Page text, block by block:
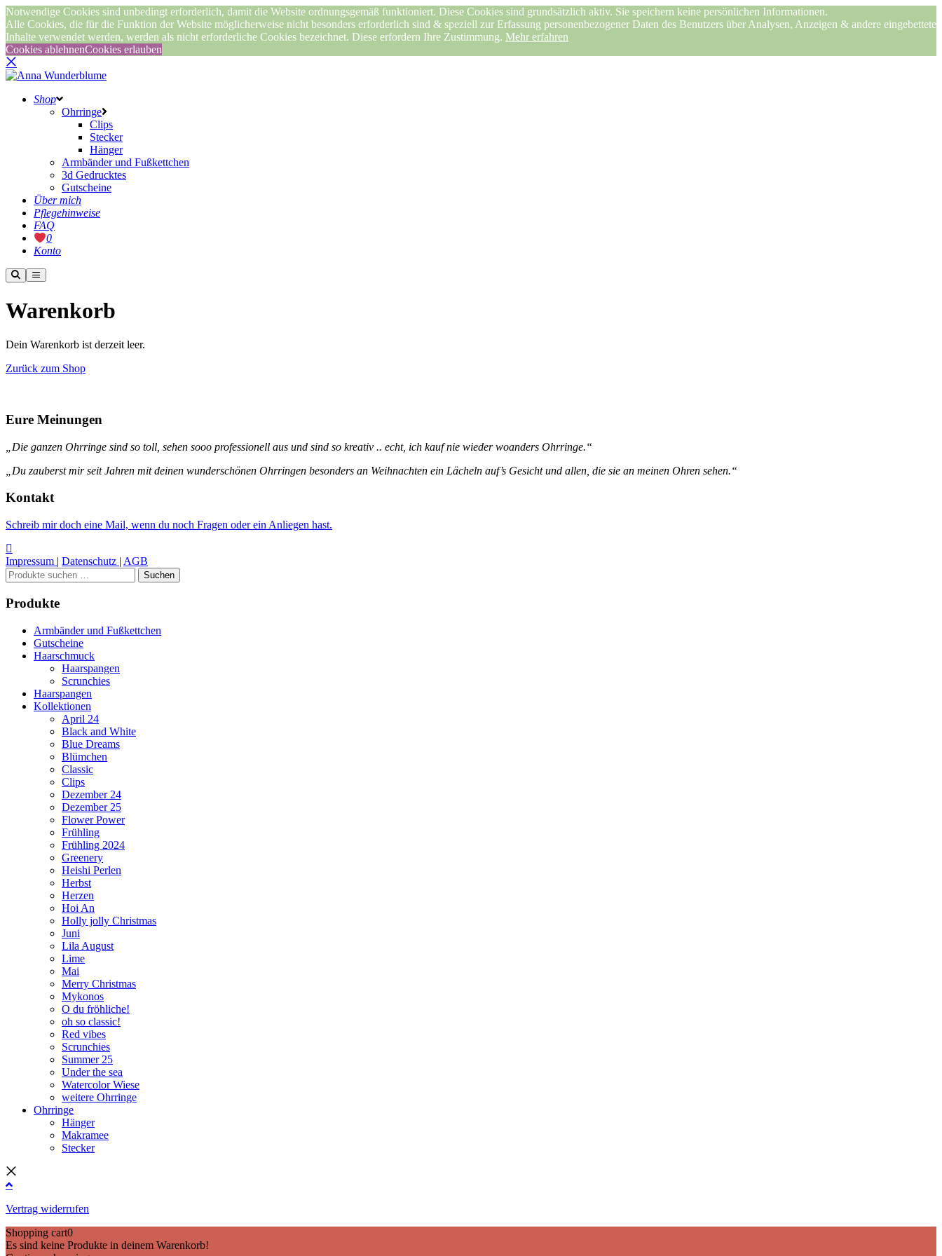
Notwendige Cookies sind unbedingt erforderlich, damit die Website ordnungsgemäß funktioniert. Diese Cookies sind grundsätzlich aktiv. Sie speichern keine persönlichen Informationen.
Alle Cookies, die für die Funktion der Website möglicherweise nicht besonders erforderlich sind & speziell zur Erfassung personenbezogener Daten des Benutzers über Analysen, Anzeigen & andere eingebettete
Inhalte verwendet werden, werden als nicht erforderliche Cookies bezeichnet. Diese erfordern Ihre Zustimmung. Mehr erfahren
Cookies ablehnenCookies erlauben
Shop
Ohrringe
Clips
Stecker
Hänger
Armbänder und Fußkettchen
3d Gedrucktes
Gutscheine
Über mich
Pflegehinweise
FAQ
0
Konto
Weitere
Informationen
Warenkorb
Dein Warenkorb ist derzeit leer.
Zurück zum Shop
Eure Meinungen
„Die ganzen Ohrringe sind so toll, sehen sooo professionell aus und sind so kreativ .. echt, ich kauf nie wieder woanders Ohrringe.“
„Du zauberst mir seit Jahren mit deinen wunderschönen Ohrringen besonders an Weihnachten ein Lächeln auf’s Gesicht und allen, die sie an meinen Ohren sehen.“
Kontakt
Schreib mir doch eine Mail, wenn du noch Fragen oder ein Anliegen hast.
Impressum | Datenschutz | AGB
Suchen
nach:
Suchen
Produkte
Armbänder und Fußkettchen
Gutscheine
Haarschmuck
Haarspangen
Scrunchies
Haarspangen
Kollektionen
April 24
Black and White
Blue Dreams
Blümchen
Classic
Clips
Dezember 24
Dezember 25
Flower Power
Frühling
Frühling 2024
Greenery
Heishi Perlen
Herbst
Herzen
Hoi An
Holly jolly Christmas
Juni
Lila August
Lime
Mai
Merry Christmas
Mykonos
O du fröhliche!
oh so classic!
Red vibes
Scrunchies
Summer 25
Under the sea
Watercolor Wiese
weitere Ohrringe
Ohrringe
Hänger
Makramee
Stecker
Vertrag widerrufen
Shopping cart0
Es sind keine Produkte in deinem Warenkorb!